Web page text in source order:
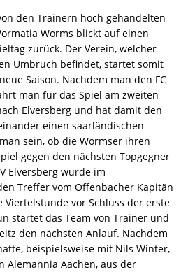
den Trainern hoch gehandelten
Worms blickt auf einen
zurück. Der Verein, welcher
Umbruch befindet, startet somit
Saison. Nachdem man den FC
man für das Spiel am zweiten
Elversberg und hat damit den
einen saarländischen
sein, ob die Wormser ihren
gegen den nächsten Topgegner
Elversberg wurde im
Treffer vom Offenbacher Kapitän
Viertelstunde vor Schluss der erste
startet das Team von Trainer und
den nächsten Anlauf. Nachdem
beispielsweise mit Nils Winter,
Alemannia Aachen, aus der